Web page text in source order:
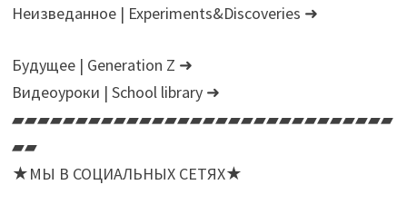
Неизведанное | Experiments&Discoveries ➜
Будущее | Generation Z ➜
Видеоуроки | School library ➜
▰▰▰▰▰▰▰▰▰▰▰▰▰▰▰▰▰▰▰▰▰▰▰▰▰▰▰▰▰▰
▰▰
★МЫ В СОЦИАЛЬНЫХ СЕТЯХ★